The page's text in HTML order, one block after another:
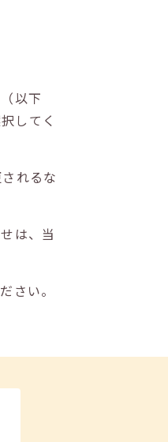
以下
してく
れるな
は、当
さい。